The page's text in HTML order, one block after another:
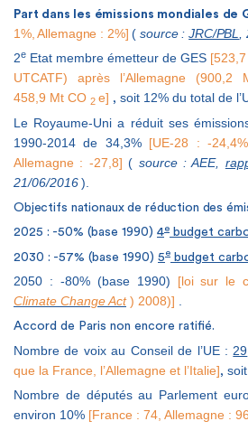
Part dans les émissions mondiales de
1%, Allemagne : 2%] ( source :JRC/PBL
2e Etat membre émetteur de GES
UTCATF) après l’Allemagne (900,2
458,9 Mt CO 2 e] , soit 12% du total de
Le Royaume-Uni a réduit ses
1990-2014 de 34,3% [UE-28 : -
Allemagne : -27,8] ( source : AEE,
21/06/2016).
Objectifs nationaux de réduction des
2025 : -50% (base 1990) 4e budget
2030 : -57% (base 1990) 5 e budget
2050 : -80% (base 1990) [loi sur le
Climate Change Act ) 2008)]
Accord de Paris non encore ratifié.
Nombre de voix au Conseil de l’UE : 29
que la France, l’Allemagne et l’Italie], soit
Nombre de députés au Parlement
environ 10% [France : 74, Allemagne :